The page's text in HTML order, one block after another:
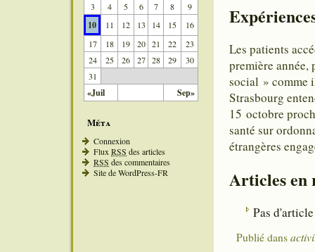
«Juil Sep»
3
4 5 6 7 8 9
10 11 12 13 14 15
16
17
18 19 20 21 22
23
24
25 26 27 28 29
30
31
Méta
Connexion
Flux RSS des articles
RSS des commentaires
Site de WordPress-FR
Les patients
première
social » comme
Strasbourg
15 octobre
santé sur
étrangères
Articles en
Pas
Publié dans